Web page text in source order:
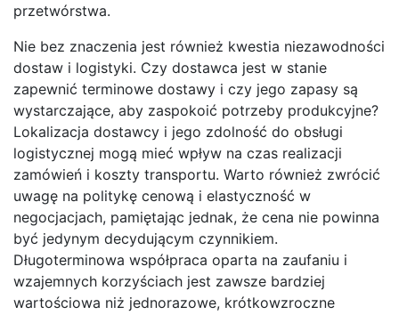
przetwórstwa.
Nie bez znaczenia jest również kwestia niezawodności
dostaw i logistyki. Czy dostawca jest w stanie
zapewnić terminowe dostawy i czy jego zapasy są
wystarczające, aby zaspokoić potrzeby produkcyjne?
Lokalizacja dostawcy i jego zdolność do obsługi
logistycznej mogą mieć wpływ na czas realizacji
zamówień i koszty transportu. Warto również zwrócić
uwagę na politykę cenową i elastyczność w
negocjacjach, pamiętając jednak, że cena nie powinna
być jedynym decydującym czynnikiem.
Długoterminowa współpraca oparta na zaufaniu i
wzajemnych korzyściach jest zawsze bardziej
wartościowa niż jednorazowe, krótkowzroczne